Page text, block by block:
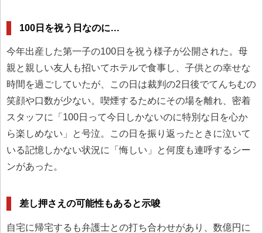
100日を祝う日なのに…
今年出産した第一子の100日を祝う様子が公開された。母
親と親しい友人も招いてホテルで食事し、子供との幸せな
時間を過ごしていたが、この日は裁判の2日後でてんちむの
笑顔や口数が少ない。喫煙するためにその場を離れ、密着
スタッフに「100日って今日しかないのに特別な日を心か
ら楽しめない」と号泣。この日を振り返ったときに泣いて
いる記憶しかない状況に「悔しい」と何度も連呼するシー
ンがあった。
差し押さえの可能性もあると示唆
自宅に帰宅するも弁護士との打ち合わせがあり、数億円に